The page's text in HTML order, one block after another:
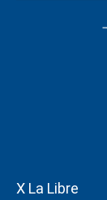
X La Libre